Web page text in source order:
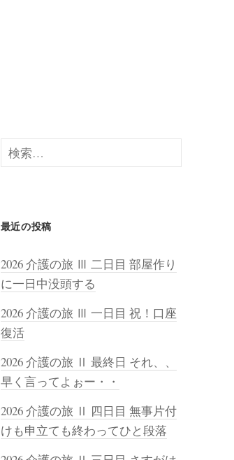
検
索:
最近の投稿
2026 介護の旅 Ⅲ 二日目 部屋作り
に一日中没頭する
2026 介護の旅 Ⅲ 一日目 祝！口座
復活
2026 介護の旅 Ⅱ 最終日 それ、、
早く言ってよぉー・・
2026 介護の旅 Ⅱ 四日目 無事片付
けも申立ても終わってひと段落